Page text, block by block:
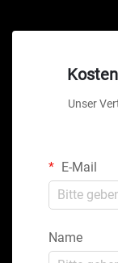
Unser
E-Mail
Name